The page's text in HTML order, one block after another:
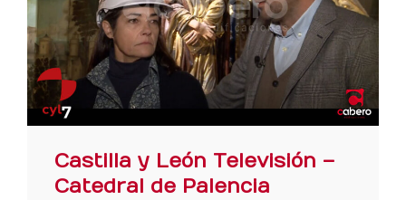
Castilla y León Televisión –
Catedral de Palencia